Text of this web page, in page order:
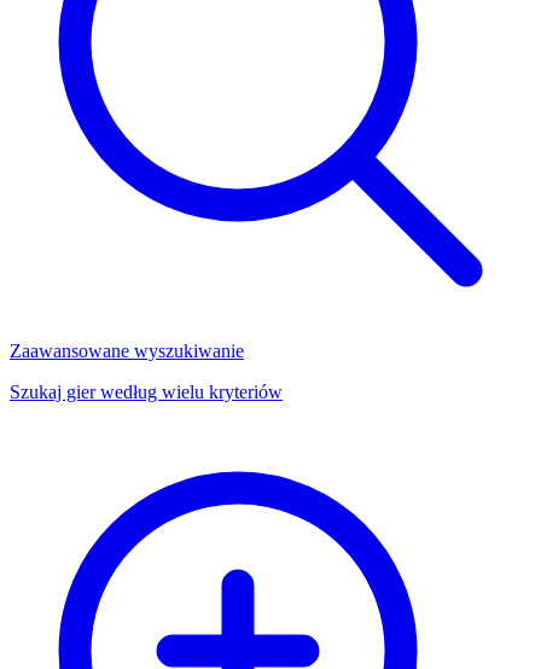
Zaawansowane wyszukiwanie
Szukaj gier według wielu kryteriów